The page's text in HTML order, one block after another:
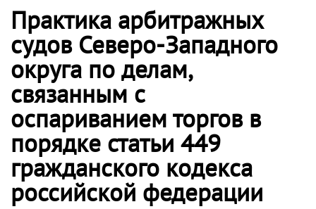
Практика арбитражных
судов Северо-Западного
округа по делам,
связанным с
оспариванием торгов в
порядке статьи 449
гражданского кодекса
российской федерации